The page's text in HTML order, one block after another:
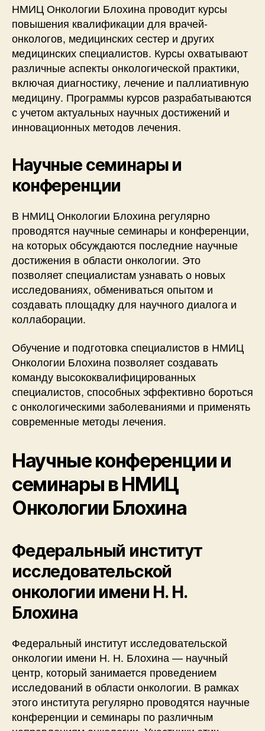
НМИЦ Онкологии Блохина проводит курсы
повышения квалификации для врачей-
онкологов, медицинских сестер и других
медицинских специалистов. Курсы охватывают
различные аспекты онкологической практики,
включая диагностику, лечение и паллиативную
медицину. Программы курсов разрабатываются
с учетом актуальных научных достижений и
инновационных методов лечения.
Научные семинары и
конференции
В НМИЦ Онкологии Блохина регулярно
проводятся научные семинары и конференции,
на которых обсуждаются последние научные
достижения в области онкологии. Это
позволяет специалистам узнавать о новых
исследованиях, обмениваться опытом и
создавать площадку для научного диалога и
коллаборации.
Обучение и подготовка специалистов в НМИЦ
Онкологии Блохина позволяет создавать
команду высококвалифицированных
специалистов, способных эффективно бороться
с онкологическими заболеваниями и применять
современные методы лечения.
Научные конференции и
семинары в НМИЦ
Онкологии Блохина
Федеральный институт
исследовательской
онкологии имени Н. Н.
Блохина
Федеральный институт исследовательской
онкологии имени Н. Н. Блохина — научный
центр, который занимается проведением
исследований в области онкологии. В рамках
этого института регулярно проводятся научные
конференции и семинары по различным